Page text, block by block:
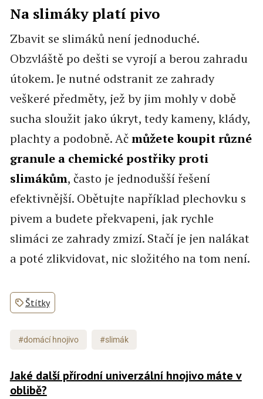
Na slimáky platí pivo
Zbavit se slimáků není jednoduché.
Obzvláště po dešti se vyrojí a berou zahradu
útokem. Je nutné odstranit ze zahrady
veškeré předměty, jež by jim mohly v době
sucha sloužit jako úkryt, tedy kameny, klády,
plachty a podobně. Ačmůžete koupit různé
granule a chemické postřiky proti
slimákům, často je jednodušší řešení
efektivnější. Obětujte například plechovku s
pivem a budete překvapeni, jak rychle
slimáci ze zahrady zmizí. Stačí je jen nalákat
a poté zlikvidovat, nic složitého na tom není.
Štítky
#domácí hnojivo #slimák
Jaké další přírodní univerzální hnojivo máte v
oblibě?